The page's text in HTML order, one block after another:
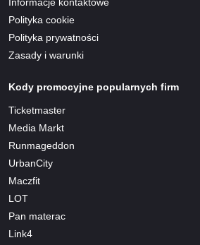
Informacje kontaktowe
Polityka cookie
Polityka prywatności
Zasady i warunki
Kody promocyjne popularnych firm
Ticketmaster
Media Markt
Runmageddon
UrbanCity
Maczfit
LOT
Pan materac
Link4